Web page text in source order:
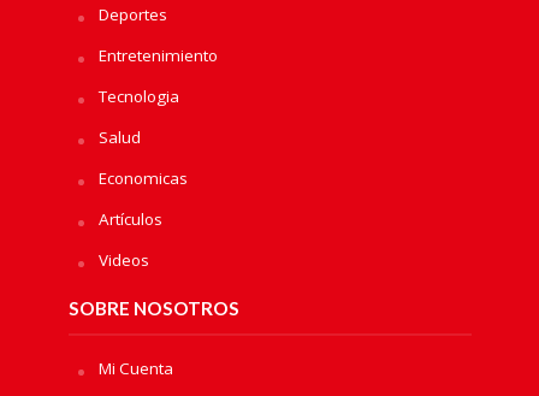
Deportes
Entretenimiento
Tecnologia
Salud
Economicas
Artículos
Videos
SOBRE NOSOTROS
Mi Cuenta